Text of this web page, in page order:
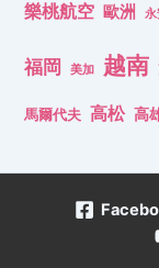
樂桃航空 歐洲
福岡 美加 越南
馬爾代夫 高松 高